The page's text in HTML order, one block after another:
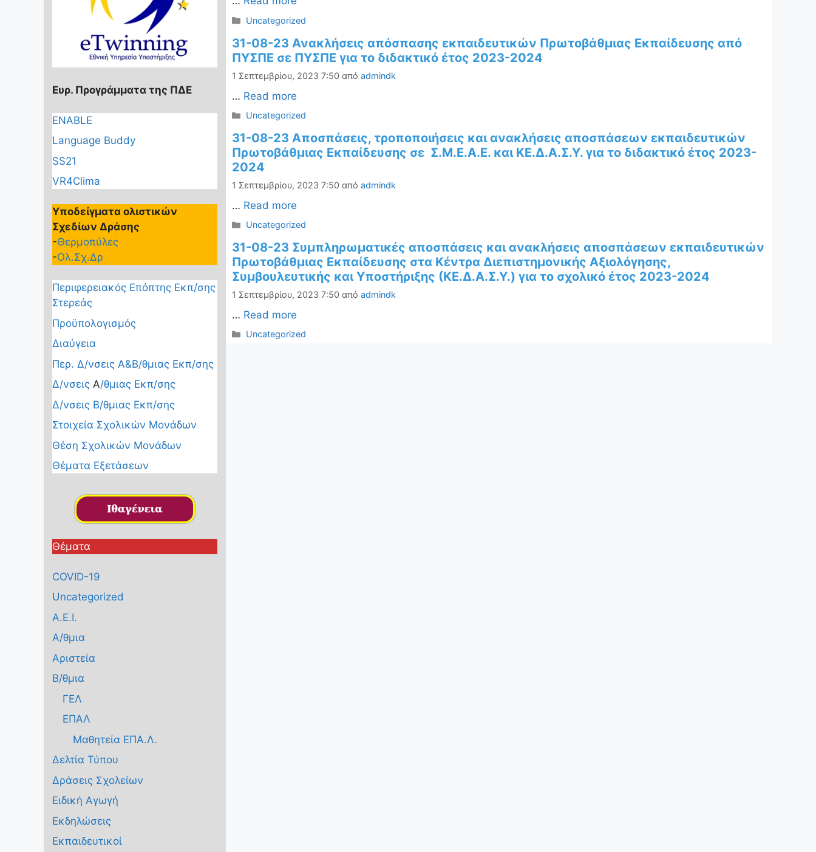
Κατηγορίες
Uncategorized
31-08-23 Ανακλήσεις απόσπασης εκπαιδευτικών Πρωτοβάθμιας Εκπαίδευσης από
ΠΥΣΠΕ σε ΠΥΣΠΕ για το διδακτικό έτος 2023-2024
1 Σεπτεμβρίου, 2023 7:50 από admindk
… Read more
Κατηγορίες
Uncategorized
31-08-23 Aποσπάσεις, τροποποιήσεις και ανακλήσεις αποσπάσεων εκπαιδευτικών
Πρωτοβάθμιας Εκπαίδευσης σε Σ.Μ.Ε.Α.Ε. και ΚΕ.Δ.Α.Σ.Υ. για το διδακτικό έτος 2023-
2024
1 Σεπτεμβρίου, 2023 7:50 από admindk
… Read more
Κατηγορίες
Uncategorized
31-08-23 Συμπληρωματικές αποσπάσεις και ανακλήσεις αποσπάσεων εκπαιδευτικών
Πρωτοβάθμιας Εκπαίδευσης στα Κέντρα Διεπιστημονικής Αξιολόγησης,
Συμβουλευτικής και Υποστήριξης (ΚΕ.Δ.Α.Σ.Υ.) για το σχολικό έτος 2023-2024
1 Σεπτεμβρίου, 2023 7:50 από admindk
… Read more
Κατηγορίες
Uncategorized
Ευρ. Προγράμματα της ΠΔΕ
ENABLE
Language Buddy
SS21
VR4Clima
Υποδείγματα ολιστικών
Σχεδίων Δράσης
-Θερμοπύλες
-Ολ.Σχ.Δρ
Περιφερειακός Επόπτης Εκπ/σης
Στερεάς
Προϋπολογισμός
Διαύγεια
Περ. Δ/νσεις Α&Β/θμιας Εκπ/σης
Δ/νσεις Α/θμιας Εκπ/σης
Δ/νσεις Β/θμιας Εκπ/σης
Στοιχεία Σχολικών Μονάδων
Θέση Σχολικών Μονάδων
Θέματα Εξετάσεων
Θέματα
COVID-19
Uncategorized
Α.Ε.Ι.
Α/θμια
Αριστεία
Β/θμια
ΓΕΛ
ΕΠΑΛ
Μαθητεία ΕΠΑ.Λ.
Δελτία Τύπου
Δράσεις Σχολείων
Ειδική Αγωγή
Εκδηλώσεις
Εκπαιδευτικοί